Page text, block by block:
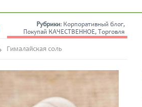
Рубрики: Корпоративный блог,
Покупай КАЧЕСТВЕННОЕ,Торговля
Гималайская соль